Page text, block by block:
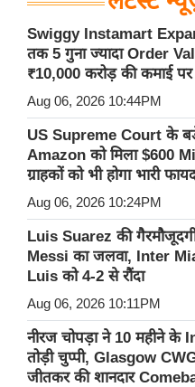
Swiggy Instamart
तक 5 गुना ज्यादा Order
₹10,000 करोड़ की कमाई पर
Aug 06, 2026 10:44PM
US Supreme Court के
Amazon को मिला $600
ग्राहकों को भी होगा भारी
Aug 06, 2026 10:24PM
Luis Suarez की
Messi का जलवा, Inter
Luis को 4-2 से रौंदा
Aug 06, 2026 10:11PM
नीरज चोपड़ा ने 10 महीने के
तोड़ी चुप्पी, Glasgow
जीतकर की शानदार